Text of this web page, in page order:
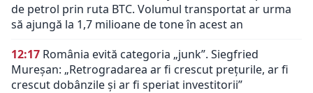
de petrol prin ruta BTC. Volumul transportat ar urma
să ajungă la 1,7 milioane de tone în acest an
12:17 România evită categoria „junk”. Siegfried
Mureșan: „Retrogradarea ar fi crescut preţurile, ar fi
crescut dobânzile şi ar fi speriat investitorii”